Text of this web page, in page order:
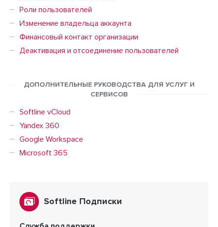
Роли пользователей
Изменение владельца аккаунта
Финансовый контакт организации
Деактивация и отсоединение пользователей
ДОПОЛНИТЕЛЬНЫЕ РУКОВОДСТВА ДЛЯ УСЛУГ И
СЕРВИСОВ
Softline vCloud
Yandex 360
Google Workspace
Microsoft 365
Softline Подписки